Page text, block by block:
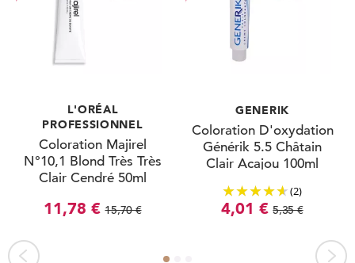
L'ORÉAL
PROFESSIONNEL
Coloration Majirel
N°10,1 Blond Très Très
Clair Cendré 50ml
11,78 € 15,70 €
GENERIK
Coloration D'oxydation
Générik 5.5 Châtain
Clair Acajou 100ml
(2)
4,01 € 5,35 €